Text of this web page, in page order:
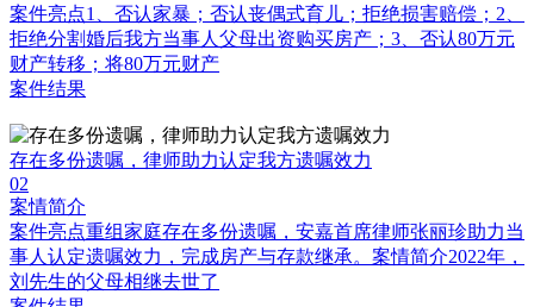
案件亮点1、否认家暴；否认丧偶式育儿；拒绝损害赔偿；2、
拒绝分割婚后我方当事人父母出资购买房产；3、否认80万元
财产转移；将80万元财产
案件结果
存在多份遗嘱，律师助力认定我方遗嘱效力
02
案情简介
案件亮点重组家庭存在多份遗嘱，安嘉首席律师张丽珍助力当
事人认定遗嘱效力，完成房产与存款继承。案情简介2022年，
刘先生的父母相继去世了